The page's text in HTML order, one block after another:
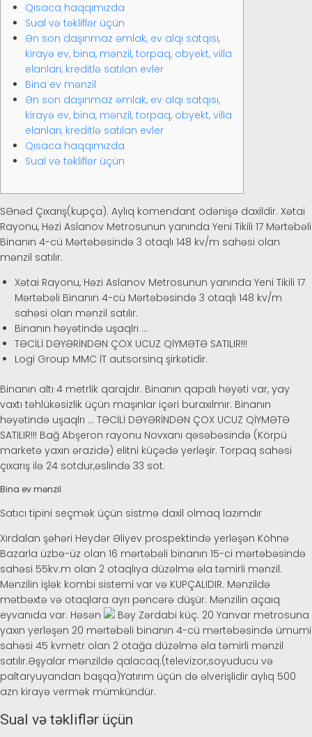
Qısaca haqqımızda
Sual və təkliflər üçün
Ən son daşınmaz əmlak, ev alqı satqısı,
kirayə ev, bina, mənzil, torpaq, obyekt, villa
elanları, kreditlə satılan evler
Bina ev mənzil
Ən son daşınmaz əmlak, ev alqı satqısı,
kirayə ev, bina, mənzil, torpaq, obyekt, villa
elanları, kreditlə satılan evler
Qısaca haqqımızda
Sual və təkliflər üçün
SƏnəd Çıxarış(kupça). Aylıq komendant ödənişə daxildir. Xətai
Rayonu, Həzi Aslanov Metrosunun yanında Yeni Tikili 17 Mərtəbəli
Binanın 4-cü Mərtəbəsində 3 otaqlı 148 kv/m sahəsi olan
mənzil satılır.
Xətai Rayonu, Həzi Aslanov Metrosunun yanında Yeni Tikili 17
Mərtəbəli Binanın 4-cü Mərtəbəsində 3 otaqlı 148 kv/m
sahəsi olan mənzil satılır.
Binanın həyətində uşaqlrı …
TƏCİLİ DƏYƏRİNDƏN ÇOX UCUZ QİYMƏTƏ SATILIR!!!
Logi Group MMC İT autsorsinq şirkətidir.
Binanın altı 4 metrlik qarajdır. Binanın qapalı həyəti var, yay
vaxtı təhlükəsizlik üçün maşınlar içəri buraxılmır. Binanın
həyətində uşaqlrı … TƏCİLİ DƏYƏRİNDƏN ÇOX UCUZ QİYMƏTƏ
SATILIR!!! Bağ Abşeron rayonu Novxanı qəsəbəsində (Körpü
marketə yaxın ərazidə) elitni küçədə yerləşir. Torpaq sahəsi
çıxarış ilə 24 sotdur,əslində 33 sot.
Bina ev mənzil
Satıcı tipini seçmək üçün sistmə daxil olmaq lazımdır
Xırdalan şəhəri Heydər Əliyev prospektində yerləşən Köhnə
Bazarla üzbə-üz olan 16 mərtəbəli binanın 15-ci mərtəbəsində
sahəsi 55kv.m olan 2 otaqlıya düzəlmə əla təmirli mənzil.
Mənzilin işlək kombi sistemi var və KUPÇALIDIR. Mənzildə
mətbəxtə və otaqlara ayrı pəncərə düşür. Mənzilin açaıq
eyvanıda var. Həsən
Bəy Zərdabi küç. 20 Yanvar metrosuna
yaxın yerləşən 20 mərtəbəli binanın 4-cü mərtəbəsində ümumi
sahəsi 45 kvmetr olan 2 otağa düzəlmə əla təmirli mənzil
satılır.Əşyalar mənzildə qalacaq.(televizor,soyuducu və
paltaryuyandan başqa)Yatırım üçün də əlverişlidir aylıq 500
azn kirayə vermək mümkündür.
Sual və təkliflər üçün